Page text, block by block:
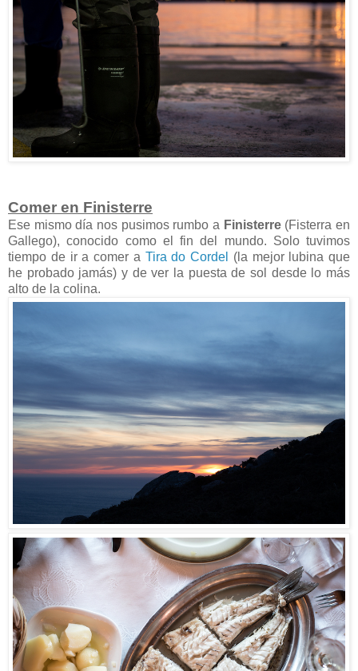
Comer en Finisterre
Ese mismo día nos pusimos rumbo a Finisterre(Fisterra en
Gallego), conocido como el fin del mundo. Solo tuvimos
tiempo de ir a comer a Tira do Cordel
(la mejor lubina que
he probado jamás) y de ver la puesta de sol desde lo más
alto de la colina.